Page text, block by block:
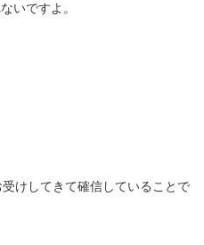
いですよ。
けしてきて確信していることで